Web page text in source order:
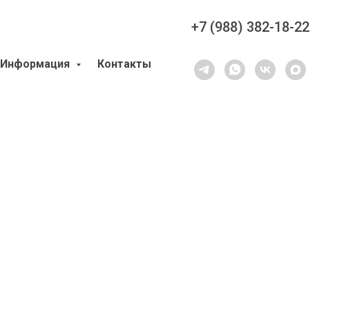
+7 (988) 382-18-22
Информация Контакты